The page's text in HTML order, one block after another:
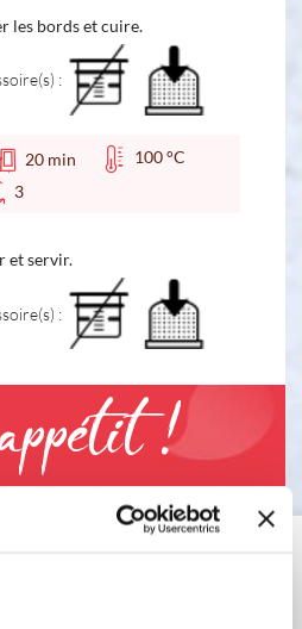
les bords et cuire.
:
20 min
100 °C
3
et servir.
:
!